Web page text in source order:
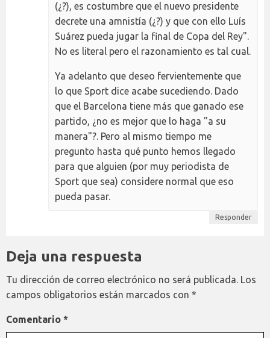
(¿?), es costumbre que el nuevo presidente
decrete una amnistía (¿?) y que con ello Luís
Suárez pueda jugar la final de Copa del Rey".
No es literal pero el razonamiento es tal cual.
Ya adelanto que deseo fervientemente que
lo que Sport dice acabe sucediendo. Dado
que el Barcelona tiene más que ganado ese
partido, ¿no es mejor que lo haga "a su
manera"?. Pero al mismo tiempo me
pregunto hasta qué punto hemos llegado
para que alguien (por muy periodista de
Sport que sea) considere normal que eso
pueda pasar.
Responder
Deja una respuesta
Tu dirección de correo electrónico no será publicada. Los
campos obligatorios están marcados con *
Comentario *